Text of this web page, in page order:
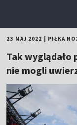
23 MAJ 2022 PIŁKA
Tak wyglądało
nie mogli